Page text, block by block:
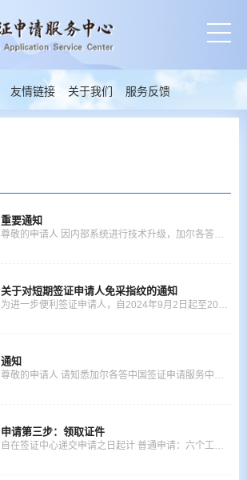
友情链接 关于我们 服务反馈
重要通知
尊敬的申请人 因内部系统进行技术升级，加尔各答中
本，以便我们核对申请提交日期，提前规避相关问题。
关于对短期签证申请人免采指纹的通知
为进一步便利签证申请人，自2024年9月2日起至2026
话：+91-033-40010210 (周一至周五9:00 am - 14:00
通知
尊敬的申请人 请知悉加尔各答中国签证申请服务中心
年04月21日
申请第三步：领取证件
自在签证中心递交申请之日起计 普通申请：六个工作